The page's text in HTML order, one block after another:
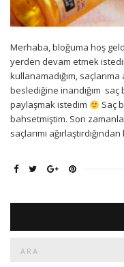
Merhaba, bloğuma hoş
yerden devam etmek
kullanamadığım,
beslediğine inandığım saç
paylaşmak istedim
Saç
bahsetmiştim. Son
saçlarımı